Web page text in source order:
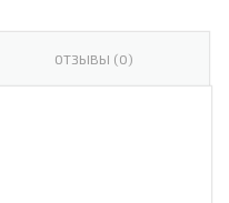
ОТЗЫВЫ (0)